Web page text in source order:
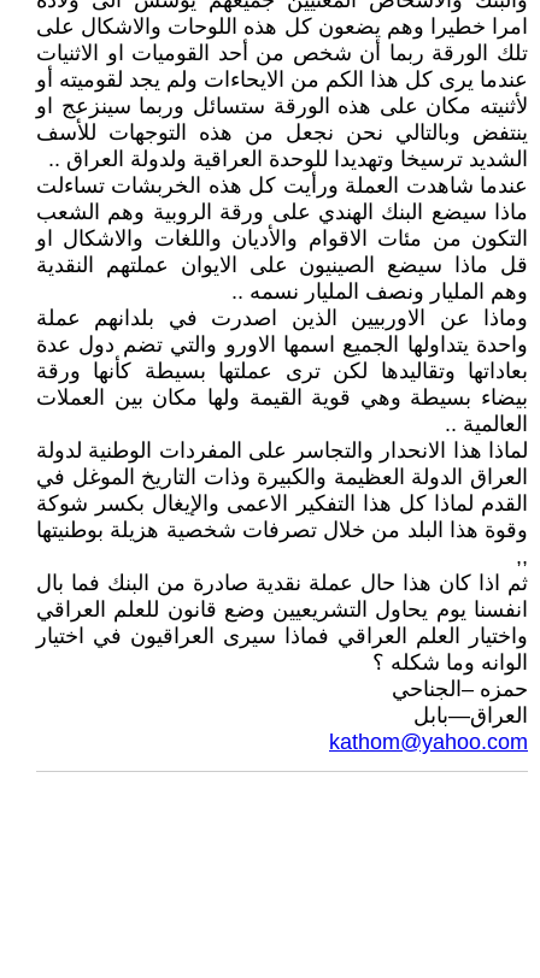
امرا خطيرا وهم يضعون كل هذه اللوحات والاشكال على
تلك الورقة ربما أن شخص من أحد القوميات او الاثنيات
عندما يرى كل هذا الكم من الايحاءات ولم يجد لقوميته أو
لأثنيته مكان على هذه الورقة ستسائل وربما سينزعج او
ينتفض وبالتالي نحن نجعل من هذه التوجهات للأسف
الشديد ترسيخا وتهديدا للوحدة العراقية ولدولة العراق ..
عندما شاهدت العملة ورأيت كل هذه الخربشات تساءلت
ماذا سيضع البنك الهندي على ورقة الروبية وهم الشعب
التكون من مئات الاقوام والأديان واللغات والاشكال او
قل ماذا سيضع الصينيون على الايوان عملتهم النقدية
وهم المليار ونصف المليار نسمه ..
وماذا عن الاوربيين الذين اصدرت في بلدانهم عملة
واحدة يتداولها الجميع اسمها الاورو والتي تضم دول عدة
بعاداتها وتقاليدها لكن ترى عملتها بسيطة كأنها ورقة
بيضاء بسيطة وهي قوية القيمة ولها مكان بين العملات
العالمية ..
لماذا هذا الانحدار والتجاسر على المفردات الوطنية لدولة
العراق الدولة العظيمة والكبيرة وذات التاريخ الموغل في
القدم لماذا كل هذا التفكير الاعمى والإيغال بكسر شوكة
وقوة هذا البلد من خلال تصرفات شخصية هزيلة بوطنيتها
,,
ثم اذا كان هذا حال عملة نقدية صادرة من البنك فما بال
انفسنا يوم يحاول التشريعيين وضع قانون للعلم العراقي
واختيار العلم العراقي فماذا سيرى العراقيون في اختيار
الوانه وما شكله ؟
حمزه –الجناحي
العراق—بابل
kathom@yahoo.com